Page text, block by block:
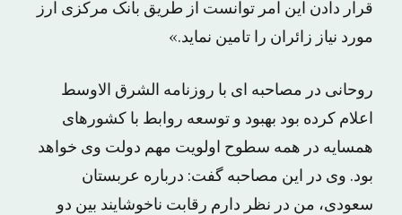
قرار دادن این امر توانست از طریق بانک مرکزی ارز
مورد نیاز زائران را تامین نماید.»
روحانی در مصاحبه ای با روزنامه الشرق الاوسط
اعلام کرده بود بهبود و توسعه روابط با کشورهای
همسایه در همه سطوح اولویت مهم دولت وی خواهد
بود. وی در این مصاحبه گفت: درباره عربستان
سعودی، من در نظر دارم رقابت ناخوشایند بین دو